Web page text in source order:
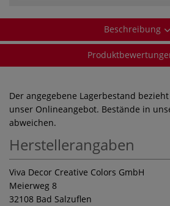
Beschreibung
Der angegebene Lagerbestand
unser Onlineangebot. Bestände in
abweichen.
Herstellerangaben
Viva Decor Creative Colors GmbH
Meierweg 8
32108 Bad Salzuflen